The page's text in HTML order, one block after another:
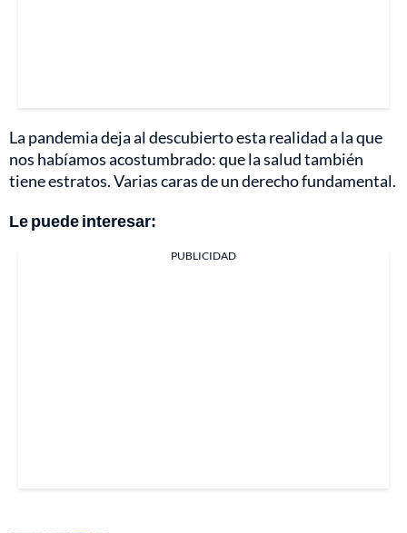
La pandemia deja al descubierto esta realidad a la que
nos habíamos acostumbrado: que la salud también
tiene estratos. Varias caras de un derecho fundamental.
Le puede interesar:
PUBLICIDAD